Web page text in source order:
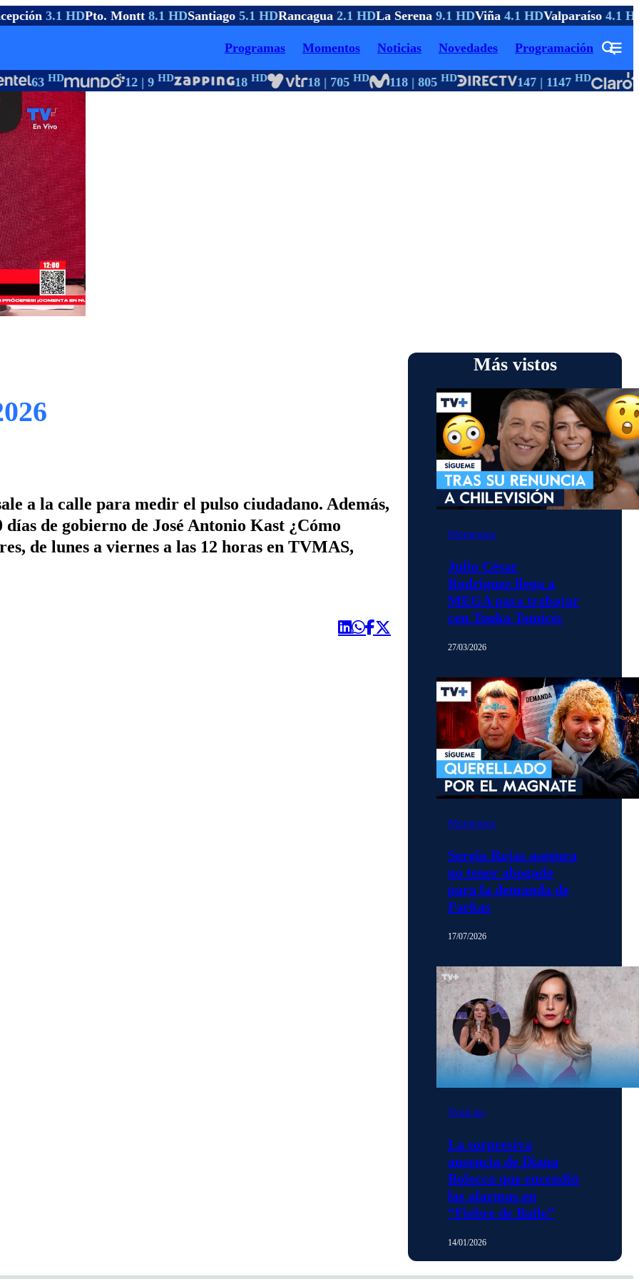
3.1 HDPto. Montt8.1 HDSantiago5.1 HDRancagua2.1 HDLa Serena9.1 HDViña4.1 HDValparaíso4.1 HD
Programas Momentos Noticias Novedades Programación
63HD 12 | 9HD 18HD 18 | 705HD 118 | 805HD 147 | 1147HD
a la calle para medir el pulso ciudadano. Además,
de gobierno de José Antonio Kast ¿Cómo
de lunes a viernes a las 12 horas en TVMAS,
Más vistos
Momentos
Julio César
Rodríguez llega a
MEGA para trabajar
con Tonka Tomicic
27/03/2026
Momentos
Sergio Rojas asegura
no tener abogado
para la demanda de
Farkas
17/07/2026
Noticias
La sorpresiva
ausencia de Diana
Bolocco que encendió
las alarmas en
“Fiebre de Baile”
14/01/2026